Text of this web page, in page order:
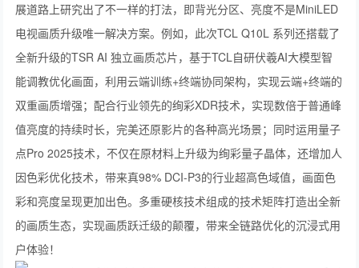
展道路上研究出了不一样的打法，即背光分区、亮度不是MiniLED
电视画质升级唯一解决方案。例如，此次TCL Q10L 系列还搭载了
全新升级的TSR AI 独立画质芯片，基于TCL自研伏羲AI大模型智
能调教优化画面，利用云端训练+终端协同架构，实现云端+终端的
双重画质增强；配合行业领先的绚彩XDR技术，实现数倍于普通峰
值亮度的持续时长，完美还原影片的各种高光场景；同时运用量子
点Pro 2025技术，不仅在原材料上升级为绚彩量子晶体，还增加人
因色彩优化技术，带来真98% DCI-P3的行业超高色域值，画面色
彩和亮度呈现更加出色。多重硬核技术组成的技术矩阵打造出全新
的画质生态，实现画质跃迁级的颠覆，带来全链路优化的沉浸式用
户体验！